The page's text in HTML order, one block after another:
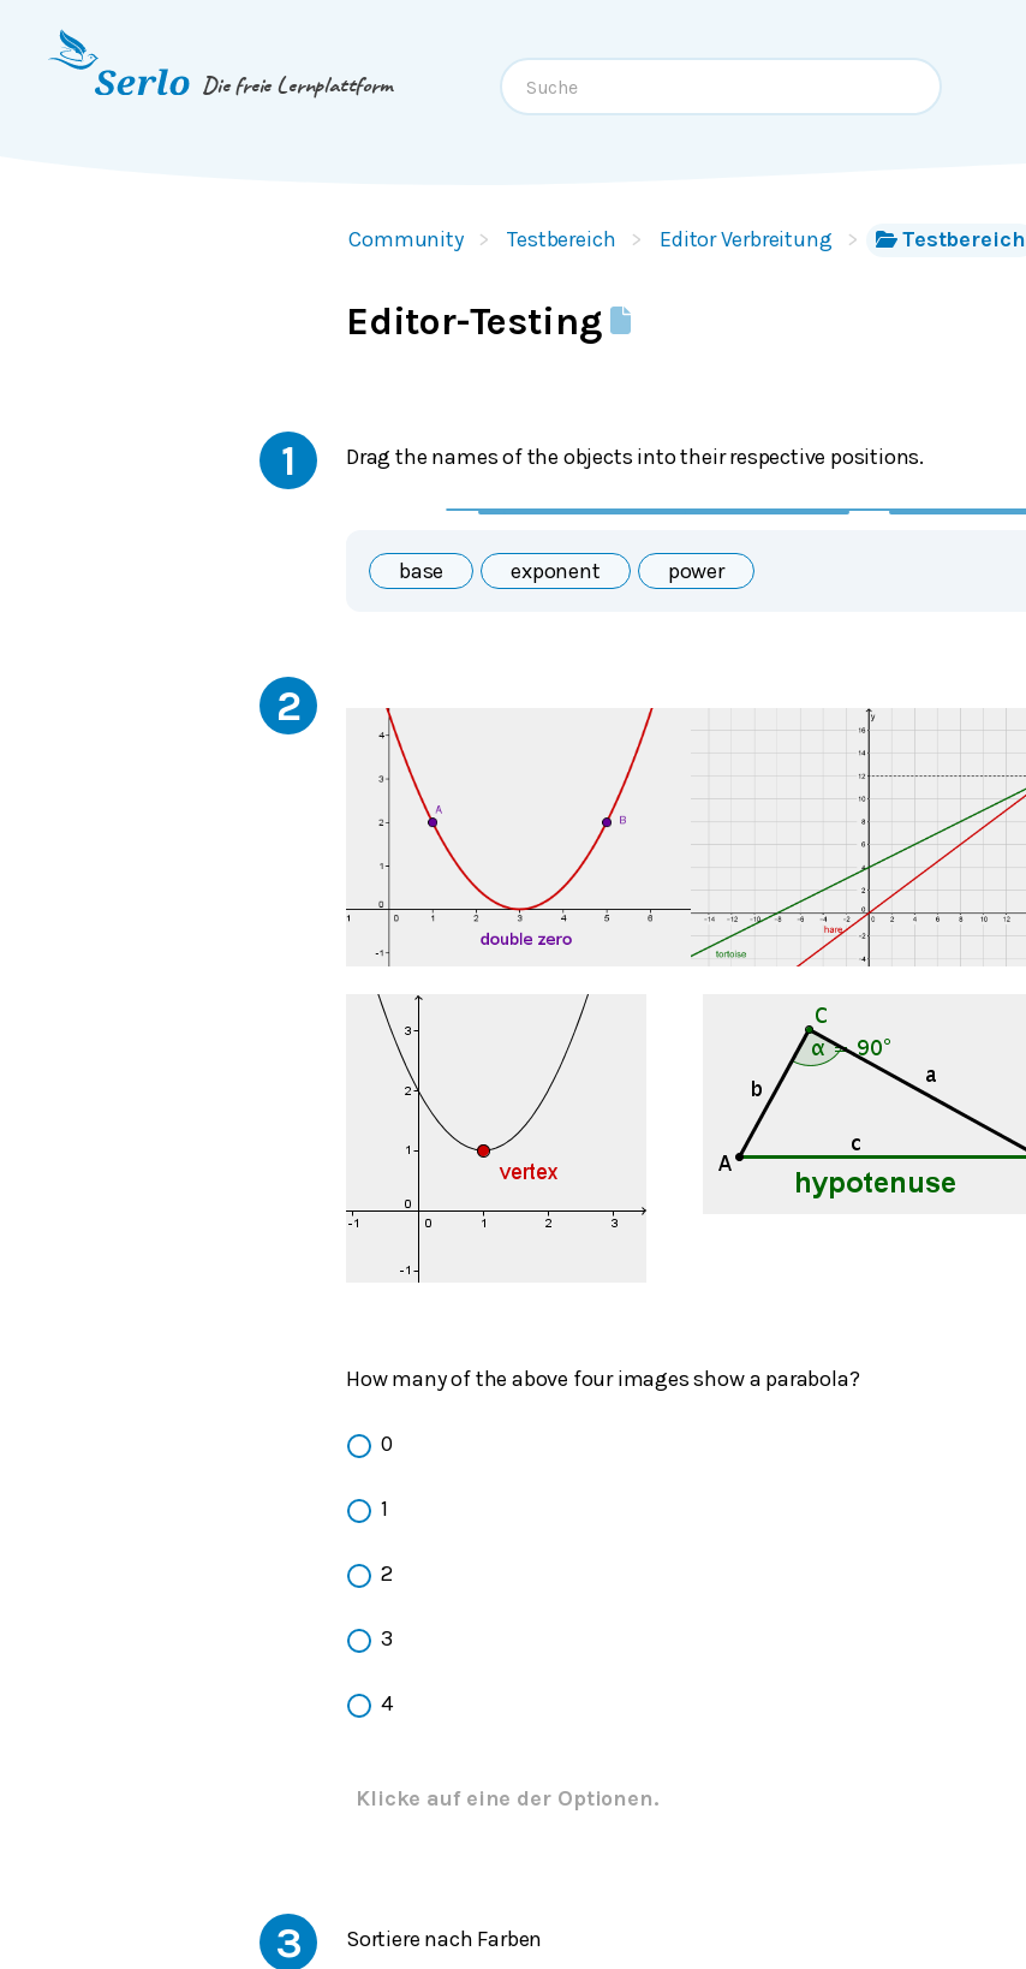
Springe zum
Die freie Lernplattform
Community Testbereich Editor Verbreitung Testbereich
Editor-Testing
1 Drag the names of the objects into their respective positions.
base exponent power
2
How many of the above four images show a parabola?
0
1
2
3
4
Klicke auf eine der Optionen.
3 Sortiere nach Farben